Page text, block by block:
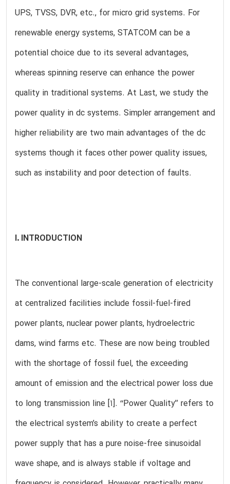
UPS, TVSS, DVR, etc., for micro grid systems. For
renewable energy systems, STATCOM can be a
potential choice due to its several advantages,
whereas spinning reserve can enhance the power
quality in traditional systems. At Last, we study the
power quality in dc systems. Simpler arrangement and
higher reliability are two main advantages of the dc
systems though it faces other power quality issues,
such as instability and poor detection of faults.
I. INTRODUCTION
The conventional large-scale generation of electricity
at centralized facilities include fossil-fuel-fired
power plants, nuclear power plants, hydroelectric
dams, wind farms etc. These are now being troubled
with the shortage of fossil fuel, the exceeding
amount of emission and the electrical power loss due
to long transmission line [1]. ‘‘Power Quality’’ refers to
the electrical system’s ability to create a perfect
power supply that has a pure noise-free sinusoidal
wave shape, and is always stable if voltage and